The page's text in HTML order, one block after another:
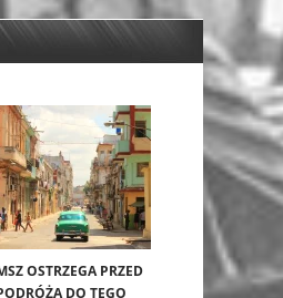
OSTRZEGA PRZED
DO TEGO